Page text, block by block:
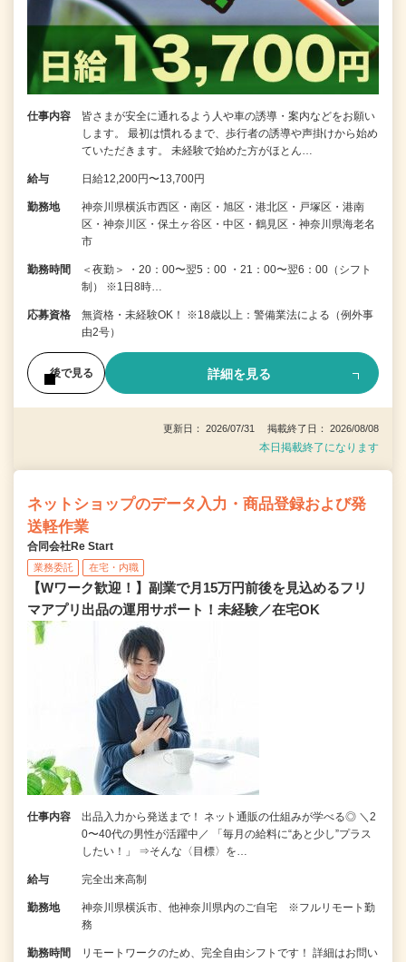
仕事内容
皆さまが安全に通れるよう人や車の誘導・案内などをお願い
します。 最初は慣れるまで、歩行者の誘導や声掛けから始め
ていただきます。 未経験で始めた方がほとん…
給与 日給12,200円〜13,700円
勤務地
神奈川県横浜市西区・南区・旭区・港北区・戸塚区・港南
区・神奈川区・保土ヶ谷区・中区・鶴見区・神奈川県海老名
市
勤務時間
＜夜勤＞ ・20：00〜翌5：00 ・21：00〜翌6：00（シフト
制） ※1日8時…
応募資格
無資格・未経験OK！ ※18歳以上：警備業法による（例外事
由2号）
後で見る 詳細を見る
更新日： 2026/07/31 掲載終了日： 2026/08/08
本日掲載終了になります
ネットショップのデータ入力・商品登録および発
送軽作業
合同会社Re Start
業務委託 在宅・内職
【Wワーク歓迎！】副業で月15万円前後を見込めるフリ
マアプリ出品の運用サポート！未経験／在宅OK
仕事内容
出品入力から発送まで！ ネット通販の仕組みが学べる◎ ＼2
0〜40代の男性が活躍中／ 「毎月の給料に“あと少し”プラス
したい！」 ⇒そんな〈目標〉を…
給与 完全出来高制
勤務地
神奈川県横浜市、他神奈川県内のご自宅 ※フルリモート勤
務
勤務時間 リモートワークのため、完全自由シフトです！ 詳細はお問い